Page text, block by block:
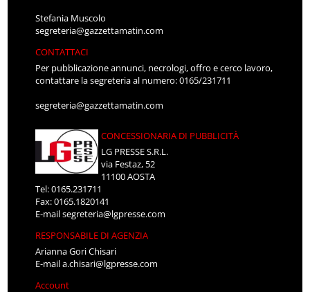
Stefania Muscolo
segreteria@gazzettamatin.com
CONTATTACI
Per pubblicazione annunci, necrologi, offro e cerco lavoro,
contattare la segreteria al numero: 0165/231711
segreteria@gazzettamatin.com
CONCESSIONARIA DI PUBBLICITÀ
LG PRESSE S.R.L.
via Festaz, 52
11100 AOSTA
Tel: 0165.231711
Fax: 0165.1820141
E-mailsegreteria@lgpresse.com
RESPONSABILE DI AGENZIA
Arianna Gori Chisari
E-maila.chisari@lgpresse.com
Account